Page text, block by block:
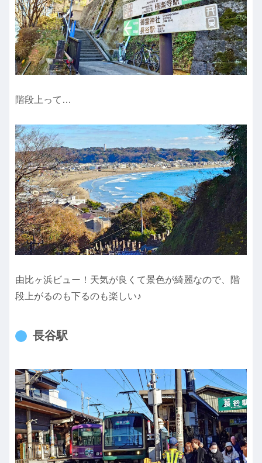
階段上って…
由比ヶ浜ビュー！天気が良くて景色が綺麗なので、階
段上がるのも下るのも楽しい♪
長谷駅